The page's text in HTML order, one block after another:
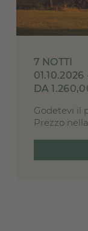
7 NOTTI
01.10.2026
DA
Godetevi il
Prezzo